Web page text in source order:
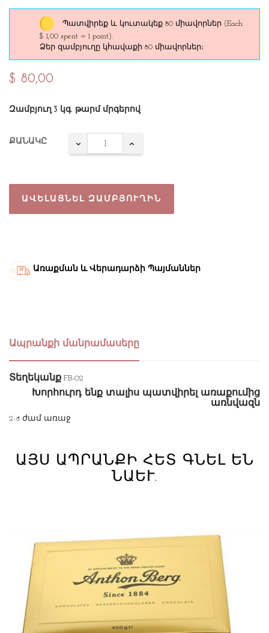
Պատվիրեք և կուտակեք 80 միավորներ (Each
$ 1,00 spent = 1 point).
Ձեր զամբյուղը կհավաքի 80 միավորներ։
$ 80,00
Զամբյուղ 3 կգ. թարմ մրգերով
ՔԱՆԱԿԸ
ԱՎԵԼԱՑՆԵԼ ԶԱՄԲՅՈՒՂԻՆ
Առաքման և Վերադարձի Պայմաններ
Ապրանքի մանրամասերը
Տեղեկանք FB-02
Խորհուրդ ենք տալիս պատվիրել առաքումից
առնվազն
2-8 ժամ առաջ
ԱՅՍ ԱՊՐԱՆՔԻ ՀԵՏ ԳՆԵԼ ԵՆ
ՆԱԵՒ.